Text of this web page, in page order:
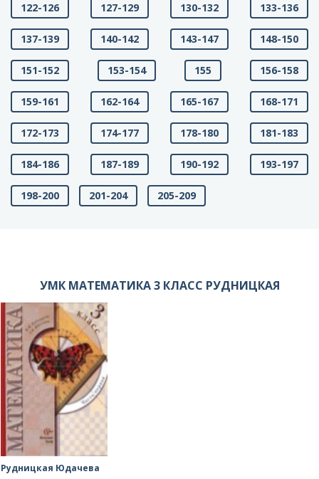
122-126 127-129 130-132 133-136
137-139 140-142 143-147 148-150
151-152 153-154 155 156-158
159-161 162-164 165-167 168-171
172-173 174-177 178-180 181-183
184-186 187-189 190-192 193-197
198-200 201-204 205-209
УМК МАТЕМАТИКА 3 КЛАСС РУДНИЦКАЯ
Рудницкая Юдачева